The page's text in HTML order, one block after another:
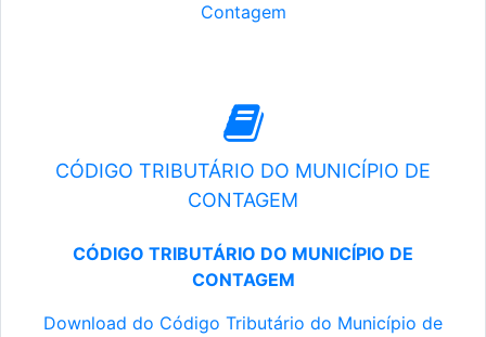
Contagem
CÓDIGO TRIBUTÁRIO DO MUNICÍPIO DE
CONTAGEM
CÓDIGO TRIBUTÁRIO DO MUNICÍPIO DE
CONTAGEM
Download do Código Tributário do Município de